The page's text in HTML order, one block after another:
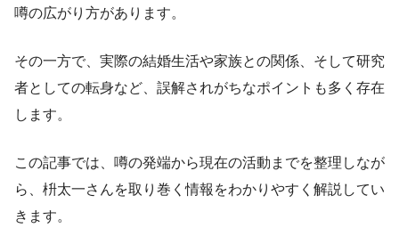
噂の広がり方があります。
その一方で、実際の結婚生活や家族との関係、そして研究
者としての転身など、誤解されがちなポイントも多く存在
します。
この記事では、噂の発端から現在の活動までを整理しなが
ら、枡太一さんを取り巻く情報をわかりやすく解説してい
きます。